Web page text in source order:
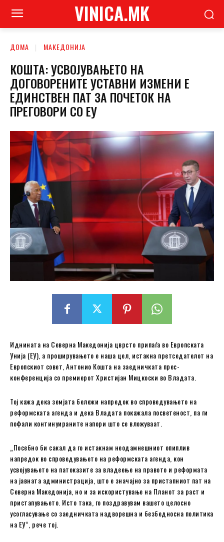
VINICA.MK
ДОМА МАКЕДОНИЈА
КОШТА: УСВОЈУВАЊЕТО НА
ДОГОВОРЕНИТЕ УСТАВНИ ИЗМЕНИ Е
ЕДИНСТВЕН ПАТ ЗА ПОЧЕТОК НА
ПРЕГОВОРИ СО ЕУ
Иднината на Северна Македонија цврсто припаѓа во Европската
Унија (ЕУ), а проширувањето е наша цел, истакна претседателот на
Европскиот совет, Антонио Кошта на заедничката прес-
конференција со премиерот Христијан Мицкоски во Владата.
Тој кажа дека земјата бележи напредок во спроведувањето на
реформската агенда и дека Владата покажала посветеност, па ги
пофали континуираните напори што се вложуваат.
„Посебно би сакал да го истакнам неодамнешниот опиплив
напредок во спроведувањето на реформската агенда, кон
усвојувањето на патоказите за владеење на правото и реформата
на јавната администрација, што е значајно за пристапниот пат на
Северна Македонија, но и за искористување на Планот за раст и
пристапувањето. Исто така, го поздравувам вашето целосно
усогласување со заедничката надворешна и безбедносна политика
на ЕУ“, рече тој.